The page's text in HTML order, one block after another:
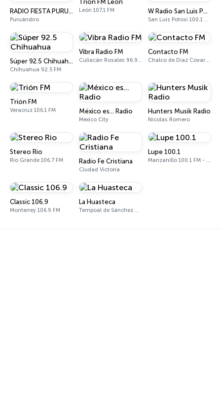
RADIO FIESTA PURUANDIRO
Puruándiro
Trión FM León
León 107.1 FM W Radio San Luis Potosí
San Luis Potosí 100.1 FM
Súper 92.5 Chihuahua
Chihuahua 92.5 FM
Vibra Radio FM
Culiacán Rosales 96.9 FM
Contacto FM
Chalco de Díaz Covarrubias 98.9 FM
Trión FM
Veracruz 106.1 FM México es... Radio
Mexico City
Hunters Musik Radio
Nicolás Romero
Stereo Rio
Río Grande 106.7 FM Radio Fe Cristiana
Ciudad Victoria
Lupe 100.1
Manzanillo 100.1 FM - 560 AM
Classic 106.9
Monterrey 106.9 FM
La Huasteca
Tempoal de Sánchez 90.5 FM